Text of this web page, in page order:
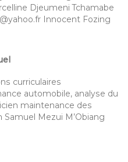
Djeumeni Tchamabe
Innocent Fozing
curriculaires
automobile, analyse du
maintenance des
Mezui M’Obiang